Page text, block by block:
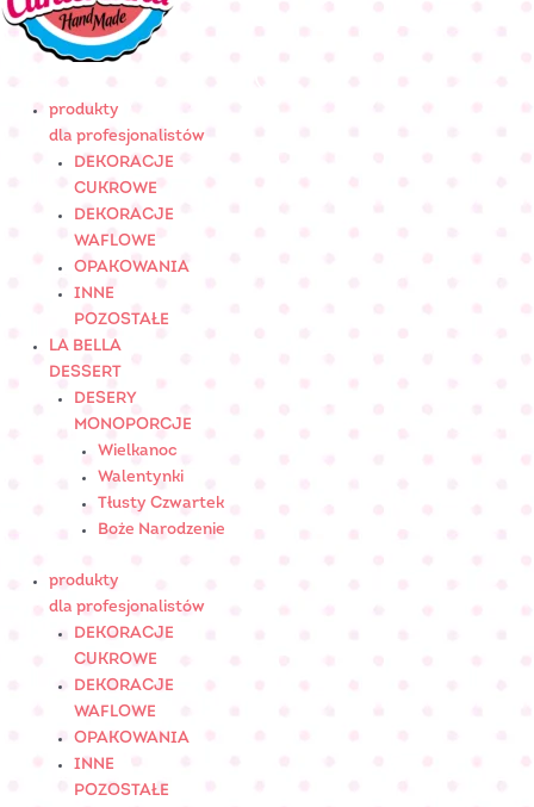
produkty
dla profesjonalistów
DEKORACJE
CUKROWE
DEKORACJE
WAFLOWE
OPAKOWANIA
INNE
POZOSTAŁE
LA BELLA
DESSERT
DESERY
MONOPORCJE
Wielkanoc
Walentynki
Tłusty Czwartek
Boże Narodzenie
produkty
dla profesjonalistów
DEKORACJE
CUKROWE
DEKORACJE
WAFLOWE
OPAKOWANIA
INNE
POZOSTAŁE